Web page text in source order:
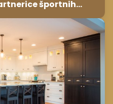
športnih